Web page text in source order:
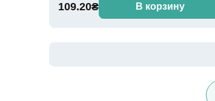
109.20₴ В корзину